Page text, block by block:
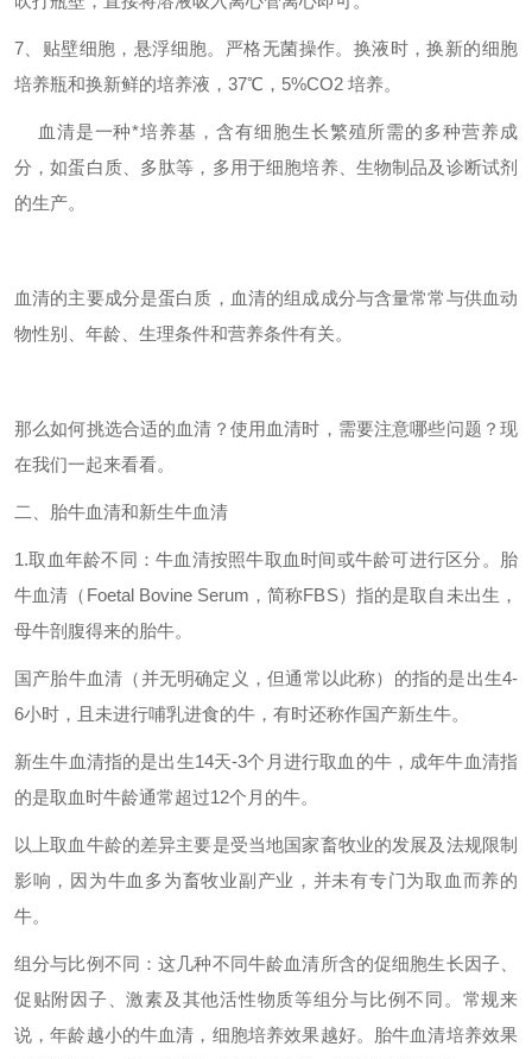
7、贴壁细胞，悬浮细胞。严格无菌操作。换液时，换新的细胞
培养瓶和换新鲜的培养液，37℃，5%CO2 培养。
血清是一种*培养基，含有细胞生长繁殖所需的多种营养成
分，如蛋白质、多肽等，多用于细胞培养、生物制品及诊断试剂
的生产。
血清的主要成分是蛋白质，血清的组成成分与含量常常与供血动
物性别、年龄、生理条件和营养条件有关。
那么如何挑选合适的血清？使用血清时，需要注意哪些问题？现
在我们一起来看看。
二、胎牛血清和新生牛血清
1.取血年龄不同：牛血清按照牛取血时间或牛龄可进行区分。胎
牛血清（Foetal Bovine Serum，简称FBS）指的是取自未出生，
母牛剖腹得来的胎牛。
国产胎牛血清（并无明确定义，但通常以此称）的指的是出生4-
6小时，且未进行哺乳进食的牛，有时还称作国产新生牛。
新生牛血清指的是出生14天-3个月进行取血的牛，成年牛血清指
的是取血时牛龄通常超过12个月的牛。
以上取血牛龄的差异主要是受当地国家畜牧业的发展及法规限制
影响，因为牛血多为畜牧业副产业，并未有专门为取血而养的
牛。
组分与比例不同：这几种不同牛龄血清所含的促细胞生长因子、
促贴附因子、激素及其他活性物质等组分与比例不同。常规来
说，年龄越小的牛血清，细胞培养效果越好。胎牛血清培养效果